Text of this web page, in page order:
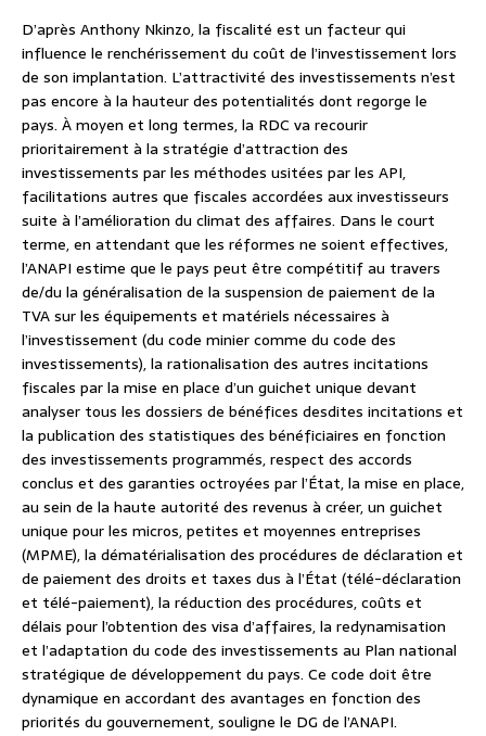
D’après Anthony Nkinzo, la fiscalité est un facteur qui
influence le renchérissement du coût de l’investissement lors
de son implantation. L’attractivité des investissements n’est
pas encore à la hauteur des potentialités dont regorge le
pays. À moyen et long termes, la RDC va recourir
prioritairement à la stratégie d’attraction des
investissements par les méthodes usitées par les API,
facilitations autres que fiscales accordées aux investisseurs
suite à l’amélioration du climat des affaires. Dans le court
terme, en attendant que les réformes ne soient effectives,
l’ANAPI estime que le pays peut être compétitif au travers
de/du la généralisation de la suspension de paiement de la
TVA sur les équipements et matériels nécessaires à
l’investissement (du code minier comme du code des
investissements), la rationalisation des autres incitations
fiscales par la mise en place d’un guichet unique devant
analyser tous les dossiers de bénéfices desdites incitations et
la publication des statistiques des bénéficiaires en fonction
des investissements programmés, respect des accords
conclus et des garanties octroyées par l’État, la mise en place,
au sein de la haute autorité des revenus à créer, un guichet
unique pour les micros, petites et moyennes entreprises
(MPME), la dématérialisation des procédures de déclaration et
de paiement des droits et taxes dus à l’État (télé-déclaration
et télé-paiement), la réduction des procédures, coûts et
délais pour l’obtention des visa d’affaires, la redynamisation
et l’adaptation du code des investissements au Plan national
stratégique de développement du pays. Ce code doit être
dynamique en accordant des avantages en fonction des
priorités du gouvernement, souligne le DG de l’ANAPI.